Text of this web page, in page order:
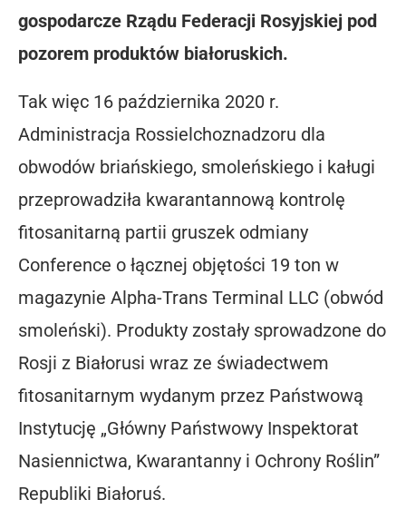
gospodarcze Rządu Federacji Rosyjskiej pod
pozorem produktów białoruskich.
Tak więc 16 października 2020 r.
Administracja Rossielchoznadzoru dla
obwodów briańskiego, smoleńskiego i kaługi
przeprowadziła kwarantannową kontrolę
fitosanitarną partii gruszek odmiany
Conference o łącznej objętości 19 ton w
magazynie Alpha-Trans Terminal LLC (obwód
smoleński). Produkty zostały sprowadzone do
Rosji z Białorusi wraz ze świadectwem
fitosanitarnym wydanym przez Państwową
Instytucję „Główny Państwowy Inspektorat
Nasiennictwa, Kwarantanny i Ochrony Roślin”
Republiki Białoruś.